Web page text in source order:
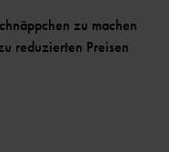
zu machen
reduzierten Preisen